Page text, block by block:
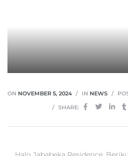
ON NOVEMBER 5, 2024 IN NEWS
SHARE: